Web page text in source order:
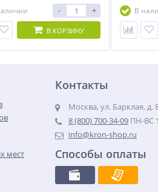
- +
В КОРЗИНУ
В
мест
Контакты
Москва, ул. Барклая, д.
8 (800) 700-34-09 ПН-ВС
info@kron-shop.ru
Способы оплаты